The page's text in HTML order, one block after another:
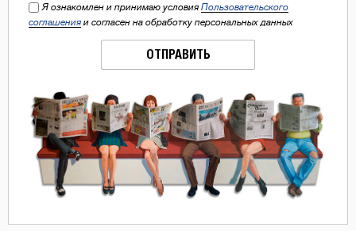
Я ознакомлен и принимаю условия Пользовательского
соглашения и согласен на обработку персональных данных
ОТПРАВИТЬ